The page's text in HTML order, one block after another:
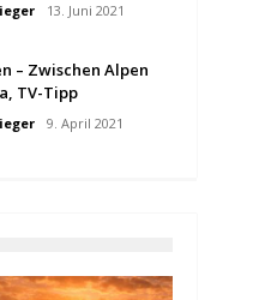
13. Juni 2021
– Zwischen Alpen
TV-Tipp
9. April 2021